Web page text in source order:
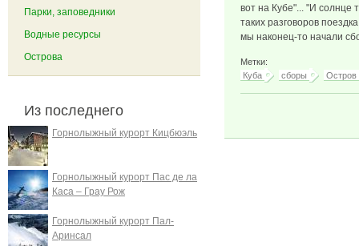
вот на Кубе"... "И солнце
таких разговоров
мы наконец-то начали
Метки:
Куба
сборы
Парки, заповедники
Водные ресурсы
Острова
Из последнего
Горнолыжный курорт Кицбюэль
Горнолыжный курорт Пас де ла
Каса – Грау Рож
Горнолыжный курорт Пал-
Аринсал